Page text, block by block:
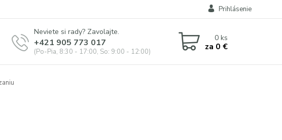
Prihlásenie
Neviete si rady? Zavolajte.
+421 905 773 017
(Po-Pia, 8:30 - 17:00, So: 9:00 - 12:00)
0ks
za 0 €